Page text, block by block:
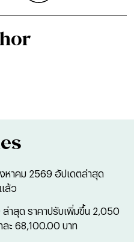
าคม 2569 อัปเดตล่าสุด
ล้ว
าสุด ราคาปรับเพิ่มขึ้น 2,050
ะ 68,100.00 บาท